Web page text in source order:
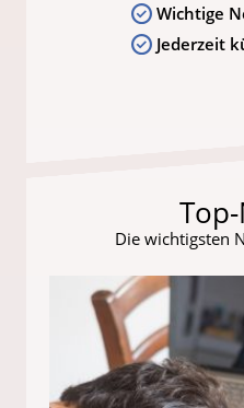
Wichtige
Jederzeit
Die wichtigsten